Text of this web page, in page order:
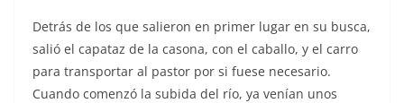
Detrás de los que salieron en primer lugar en su busca,
salió el capataz de la casona, con el caballo, y el carro
para transportar al pastor por si fuese necesario.
Cuando comenzó la subida del río, ya venían unos